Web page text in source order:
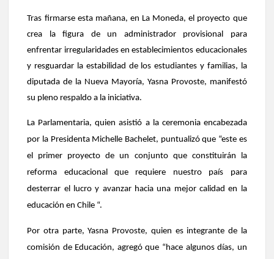
Tras firmarse esta mañana, en La Moneda, el proyecto que
crea la figura de un administrador provisional para
enfrentar irregularidades en establecimientos educacionales
y resguardar la estabilidad de los estudiantes y familias, la
diputada de la Nueva Mayoría, Yasna Provoste, manifestó
su pleno respaldo a la iniciativa.
La Parlamentaria, quien asistió a la ceremonia encabezada
por la Presidenta Michelle Bachelet, puntualizó que “este es
el primer proyecto de un conjunto que constituirán la
reforma educacional que requiere nuestro país para
desterrar el lucro y avanzar hacia una mejor calidad en la
educación en Chile “.
Por otra parte, Yasna Provoste, quien es integrante de la
comisión de Educación, agregó que “hace algunos días, un